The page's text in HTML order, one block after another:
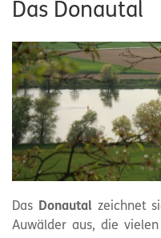
Das Donautal
Das Donautal zeichnet
Auwälder aus, die